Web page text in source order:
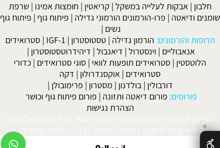
חלבון | אבקות לעלייה במשקל | קריאטין | חומצות אמינו |שרפת
שומנים ודיאטה | פרו-הורמונים הורמוני גדילה | פיתוח גוף | פיתוח גוף
נשים |
תרופות והורמונים: הורמון גדילה |טסטוסטרון |
IGF-1
|סטרואידים
אנאבוליים | וינסטרול | דיאנבול | דיהידרוטסטוסטרון |
הלוטסטין | סטרואידים תופעות לוואי | סוגי סטרואידים | כדורי
סטרואידים | אוקסנדרולון | דקה
דורבולין | בולדנון | מסטרון | פרימובולן |
פורומים: פורום דיאטה ותזונה | פורום פיתוח גוף וכושר
הצהרת נגישות
המידע אינו המלצה או התוויה לטיפול רפואי. בכל מקרה של בעיה
רפואית יש להיוועץ ברופא המטפל. © כל הזכויות שמורות. ✕